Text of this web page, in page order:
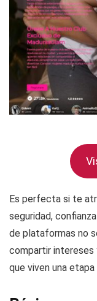
Es perfecta si te
seguridad,
de plataformas no
compartir intereses
que viven una